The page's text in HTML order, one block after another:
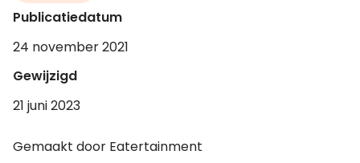
Publicatiedatum
24 november 2021
Gewijzigd
21 juni 2023
Gemaakt door Eatertainment